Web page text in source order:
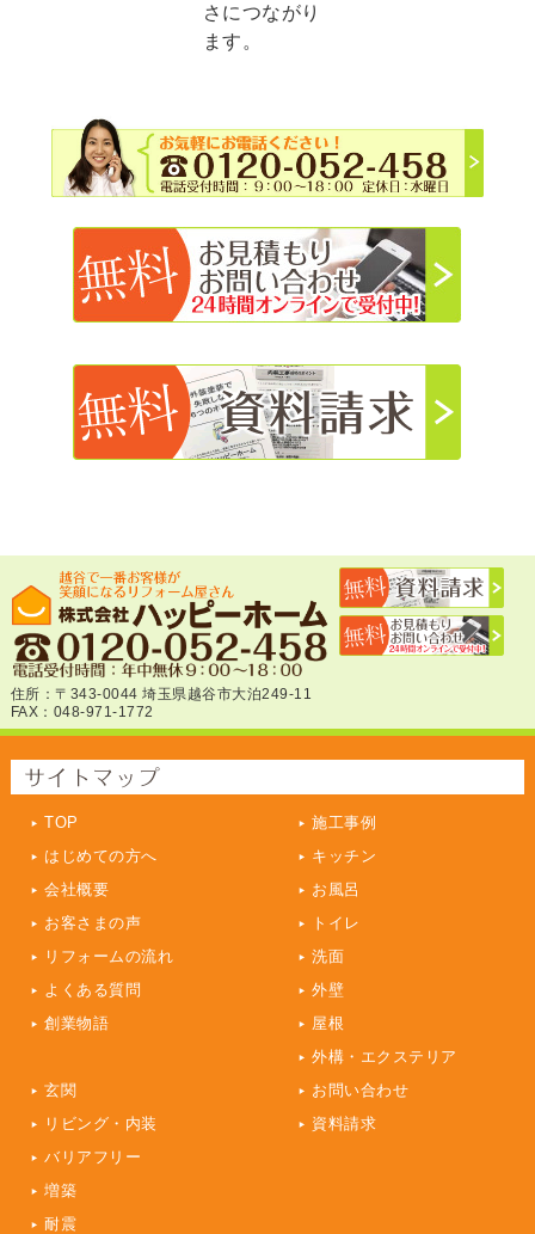
さにつながり
ます。
住所：〒343-0044 埼玉県越谷市大泊249-11
FAX：048-971-1772
TOP
はじめての方へ
会社概要
お客さまの声
リフォームの流れ
よくある質問
創業物語
施工事例
キッチン
お風呂
トイレ
洗面
外壁
屋根
外構・エクステリア
玄関
リビング・内装
バリアフリー
増築
耐震
お問い合わせ
資料請求